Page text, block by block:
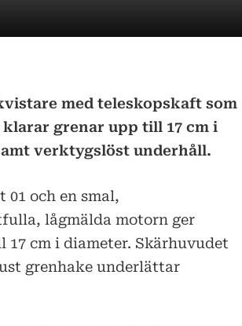
med teleskopskaft som
klarar grenar upp till 17 cm i
verktygslöst underhåll.
01 och en smal,
lågmälda motorn ger
cm i diameter. Skärhuvudet
grenhake underlättar